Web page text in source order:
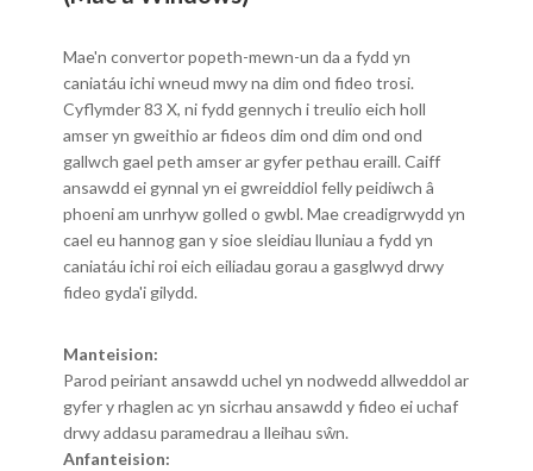
Mae'n convertor popeth-mewn-un da a fydd yn
caniatáu ichi wneud mwy na dim ond fideo trosi.
Cyflymder 83 X, ni fydd gennych i treulio eich holl
amser yn gweithio ar fideos dim ond dim ond ond
gallwch gael peth amser ar gyfer pethau eraill. Caiff
ansawdd ei gynnal yn ei gwreiddiol felly peidiwch â
phoeni am unrhyw golled o gwbl. Mae creadigrwydd yn
cael eu hannog gan y sioe sleidiau lluniau a fydd yn
caniatáu ichi roi eich eiliadau gorau a gasglwyd drwy
fideo gyda'i gilydd.
Manteision:
Parod peiriant ansawdd uchel yn nodwedd allweddol ar
gyfer y rhaglen ac yn sicrhau ansawdd y fideo ei uchaf
drwy addasu paramedrau a lleihau sŵn.
Anfanteision: